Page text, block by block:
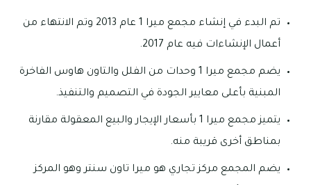
تم البدء في إنشاء مجمع ميرا 1 عام 2013 وتم الانتهاء من
أعمال الإنشاءات فيه عام 2017.
يضم مجمع ميرا 1 وحدات من الفلل والتاون هاوس الفاخرة
المبنية بأعلى معايير الجودة في التصميم والتنفيذ.
يتميز مجمع ميرا 1 بأسعار الإيجار والبيع المعقولة مقارنة
بمناطق أخرى قريبة منه.
يضم المجمع مركز تجاري هو ميرا تاون سنتر وهو المركز